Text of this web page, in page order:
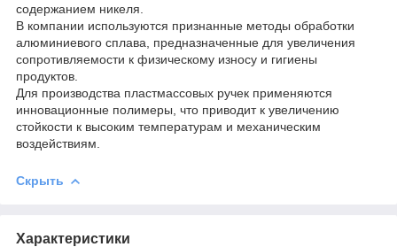
содержанием никеля.
В компании используются признанные методы обработки
алюминиевого сплава, предназначенные для увеличения
сопротивляемости к физическому износу и гигиены
продуктов.
Для производства пластмассовых ручек применяются
инновационные полимеры, что приводит к увеличению
стойкости к высоким температурам и механическим
воздействиям.
Скрыть
Характеристики